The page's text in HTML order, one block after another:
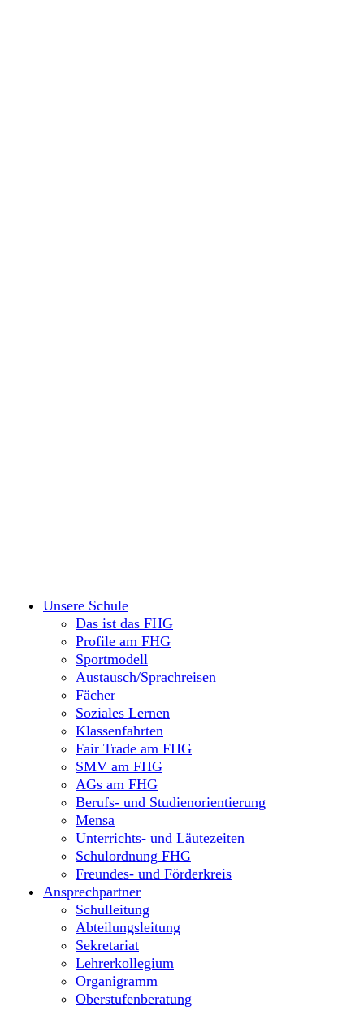
Unsere Schule
Das ist das FHG
Profile am FHG
Sportmodell
Austausch/Sprachreisen
Fächer
Soziales Lernen
Klassenfahrten
Fair Trade am FHG
SMV am FHG
AGs am FHG
Berufs- und Studienorientierung
Mensa
Unterrichts- und Läutezeiten
Schulordnung FHG
Freundes- und Förderkreis
Ansprechpartner
Schulleitung
Abteilungsleitung
Sekretariat
Lehrerkollegium
Organigramm
Oberstufenberatung